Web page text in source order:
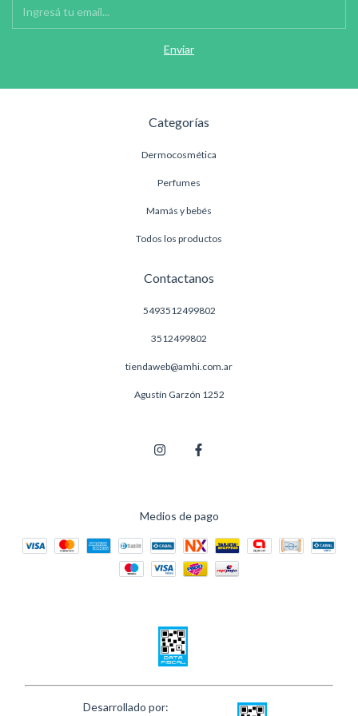
Categorías
Dermocosmética
Perfumes
Mamás y bebés
Todos los productos
Contactanos
5493512499802
3512499802
tiendaweb@amhi.com.ar
Agustín Garzón 1252
Medios de pago
Desarrollado por: